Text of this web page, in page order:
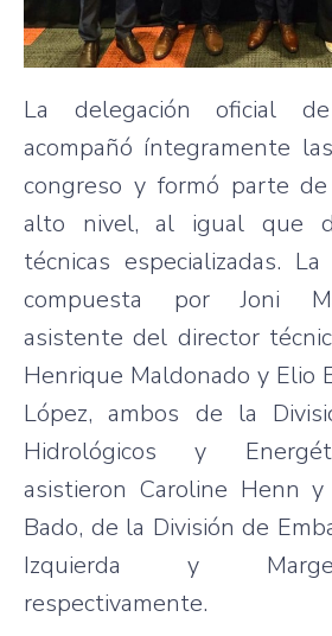
La delegación oficial
acompañó íntegramente
congreso y formó parte
alto nivel, al igual que
técnicas especializadas.
compuesta por Joni
asistente del director
Henrique Maldonado y Elio
López, ambos de la
Hidrológicos y
asistieron Caroline Henn y
Bado, de la División de
Izquierda y
respectivamente.